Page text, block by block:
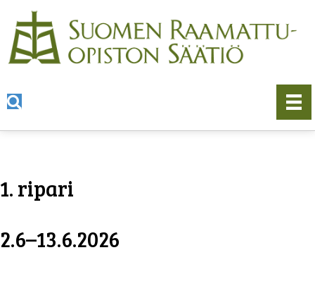
1. ripari
2.6–13.6.2026